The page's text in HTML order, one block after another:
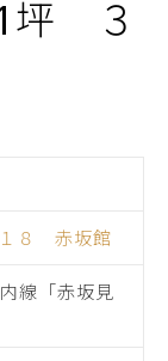
坪 ３
８ 赤坂館
線「赤坂見